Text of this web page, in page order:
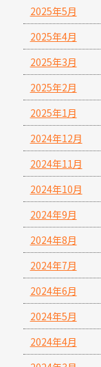
2025年5月
2025年4月
2025年3月
2025年2月
2025年1月
2024年12月
2024年11月
2024年10月
2024年9月
2024年8月
2024年7月
2024年6月
2024年5月
2024年4月